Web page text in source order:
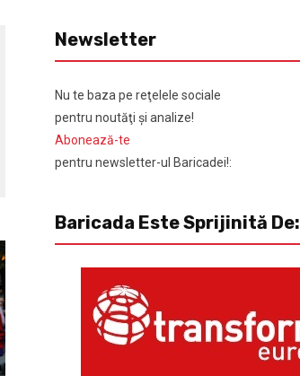
Newsletter
Nu te baza pe reţelele sociale
pentru noutăţi şi analize!
Abonează-te
pentru newsletter-ul Baricadei!:
Baricada Este Sprijinită De: